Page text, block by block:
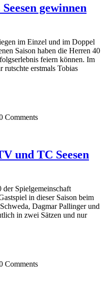
gewinnen
im Einzel und im Doppel
Saison haben die Herren 40
feiern können. Im
erstmals Tobias
Comments
und TC Seesen
der Spielgemeinschaft
in dieser Saison beim
Dagmar Pallinger und
in zwei Sätzen und nur
Comments